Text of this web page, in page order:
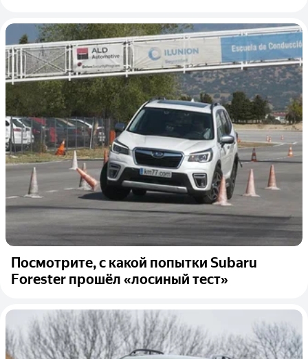
Посмотрите, с какой попытки Subaru
Forester прошёл «лосиный тест»